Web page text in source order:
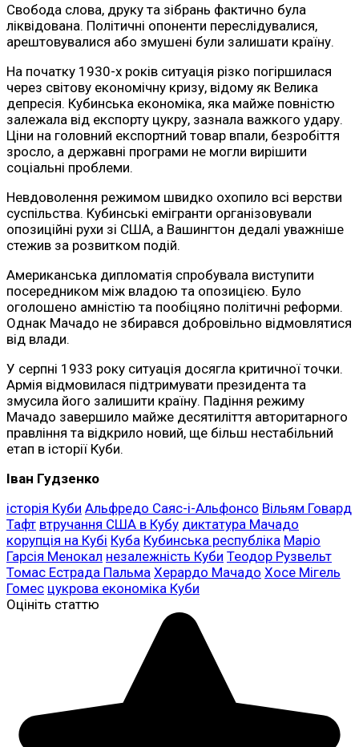
Свобода слова, друку та зібрань фактично була
ліквідована. Політичні опоненти переслідувалися,
арештовувалися або змушені були залишати країну.
На початку 1930-х років ситуація різко погіршилася
через світову економічну кризу, відому як Велика
депресія. Кубинська економіка, яка майже повністю
залежала від експорту цукру, зазнала важкого удару.
Ціни на головний експортний товар впали, безробіття
зросло, а державні програми не могли вирішити
соціальні проблеми.
Невдоволення режимом швидко охопило всі верстви
суспільства. Кубинські емігранти організовували
опозиційні рухи зі США, а Вашингтон дедалі уважніше
стежив за розвитком подій.
Американська дипломатія спробувала виступити
посередником між владою та опозицією. Було
оголошено амністію та пообіцяно політичні реформи.
Однак Мачадо не збирався добровільно відмовлятися
від влади.
У серпні 1933 року ситуація досягла критичної точки.
Армія відмовилася підтримувати президента та
змусила його залишити країну. Падіння режиму
Мачадо завершило майже десятиліття авторитарного
правління та відкрило новий, ще більш нестабільний
етап в історії Куби.
Іван Гудзенко
історія Куби Альфредо Саяс-і-Альфонсо Вільям Говард
Тафт втручання США в Кубу диктатура Мачадо
корупція на Кубі Куба Кубинська республіка Маріо
Гарсія Менокал незалежність Куби Теодор Рузвельт
Томас Естрада Пальма Херардо Мачадо Хосе Мігель
Гомес цукрова економіка Куби
Оцініть статтю